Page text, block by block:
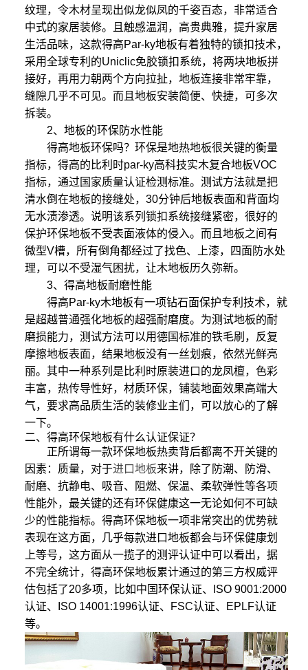
纹理，令木材呈现出似龙似凤的千姿百态，非常适合
中式的家居装修。且触感温润，高贵典雅，提升家居
生活品味，这款得高Par-ky地板有着独特的锁扣技术，
采用全球专利的Uniclic免胶锁扣系统，将两块地板拼
接好，再用力朝两个方向拉扯，地板连接非常牢靠，
缝隙几乎不可见。而且地板安装简便、快捷，可多次
拆装。
2、地板的环保防水性能
得高地板环保吗？环保是地热地板很关键的衡量
指标，得高的比利时par-ky高科技实木复合地板VOC
指标，通过国家质量认证检测标准。测试方法就是把
清水倒在地板的接缝处，30分钟后地板表面和背面均
无水渍渗透。说明该系列锁扣系统接缝紧密，很好的
保护环保地板不受表面液体的侵入。而且地板之间有
微型V槽，所有倒角都经过了找色、上漆，四面防水处
理，可以不受湿气困扰，让木地板历久弥新。
3、得高地板耐磨性能
得高Par-ky木地板有一项钻石面保护专利技术，就
是超越普通强化地板的超强耐磨度。为测试地板的耐
磨损能力，测试方法可以用德国标准的铁毛刷，反复
摩擦地板表面，结果地板没有一丝划痕，依然光鲜亮
丽。其中一种系列是比利时原装进口的龙凤檀，色彩
丰富，热传导性好，材质环保，铺装地面效果高端大
气，要求高品质生活的装修业主们，可以放心的了解
一下。
二、得高环保地板有什么认证保证？
正所谓每一款环保地板热卖背后都离不开关键的
因素：质量，对于进口地板来讲，除了防潮、防滑、
耐磨、抗静电、吸音、阻燃、保温、柔软弹性等各项
性能外，最关键的还有环保健康这一无论如何不可缺
少的性能指标。得高环保地板一项非常突出的优势就
表现在这方面，几乎每款进口地板都会与环保健康划
上等号，这方面从一揽子的测评认证中可以看出，据
不完全统计，得高环保地板累计通过的第三方权威评
估包括了20多项，比如中国环保认证、ISO 9001:2000
认证、ISO 14001:1996认证、FSC认证、EPLF认证
等。